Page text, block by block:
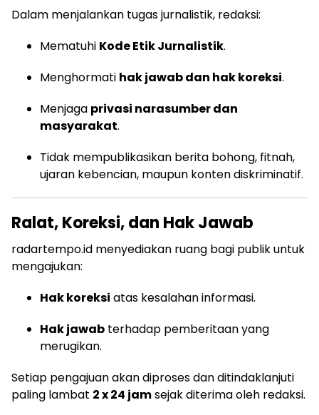
Dalam menjalankan tugas jurnalistik, redaksi:
Mematuhi Kode Etik Jurnalistik.
Menghormati hak jawab dan hak koreksi.
Menjaga privasi narasumber dan
masyarakat.
Tidak mempublikasikan berita bohong, fitnah,
ujaran kebencian, maupun konten diskriminatif.
Ralat, Koreksi, dan Hak Jawab
radartempo.id menyediakan ruang bagi publik untuk
mengajukan:
Hak koreksi atas kesalahan informasi.
Hak jawab terhadap pemberitaan yang
merugikan.
Setiap pengajuan akan diproses dan ditindaklanjuti
paling lambat 2 x 24 jamsejak diterima oleh redaksi.